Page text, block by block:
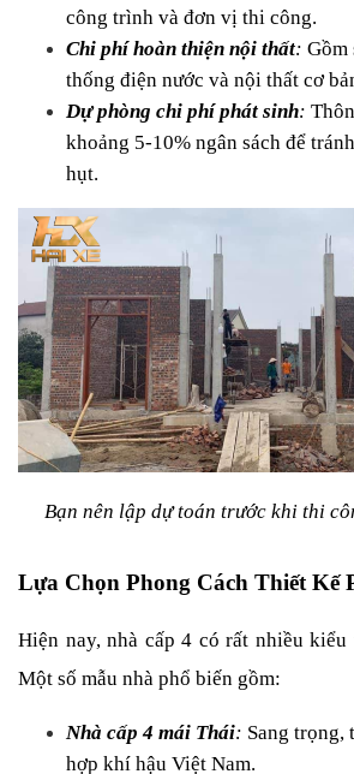
công trình và đơn vị thi công.
Chi phí hoàn thiện nội thất: Gồm
thống điện nước và nội thất cơ
Dự phòng chi phí phát sinh:
khoảng 5-10% ngân sách để
hụt.
Bạn nên lập dự toán trước khi thi
Lựa Chọn Phong Cách Thiết Kế
Hiện nay, nhà cấp 4 có rất nhiều kiểu
Một số mẫu nhà phổ biến gồm:
Nhà cấp 4 mái Thái: Sang trọng,
hợp khí hậu Việt Nam.